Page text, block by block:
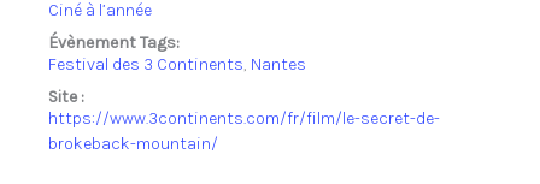
Ciné à l’année
Évènement Tags:
Festival des 3 Continents, Nantes
Site :
https://www.3continents.com/fr/film/le-secret-de-
brokeback-mountain/